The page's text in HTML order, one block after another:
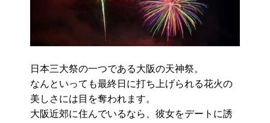
日本三大祭の一つである大阪の天神祭。
なんといっても最終日に打ち上げられる花火の
美しさには目を奪われます。
大阪近郊に住んでいるなら、彼女をデートに誘